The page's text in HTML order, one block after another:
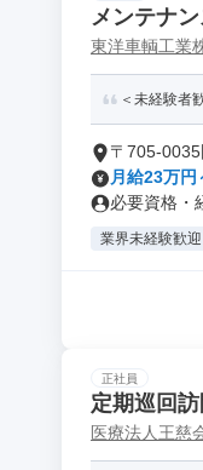
メンテナ
東洋車輌工業
＜未経験者
〒705-
月給23万円
必要資格・
業界未経験歓迎
正社員
定期巡回
医療法人王慈